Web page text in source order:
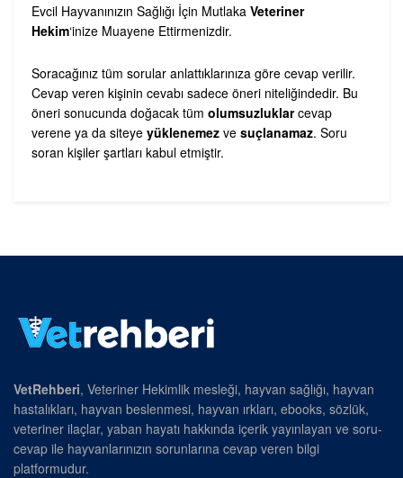
Evcil Hayvanınızın Sağlığı İçin Mutlaka Veteriner
Hekim‘inize Muayene Ettirmenizdir.
Soracağınız tüm sorular anlattıklarınıza göre cevap verilir.
Cevap veren kişinin cevabı sadece öneri niteliğindedir. Bu
öneri sonucunda doğacak tüm olumsuzluklarcevap
verene ya da siteye yüklenemez ve suçlanamaz. Soru
soran kişiler şartları kabul etmiştir.
VetRehberi, Veteriner Hekimlik mesleği, hayvan sağlığı, hayvan
hastalıkları, hayvan beslenmesi, hayvan ırkları, ebooks, sözlük,
veteriner ilaçlar, yaban hayatı hakkında içerik yayınlayan ve soru-
cevap ile hayvanlarınızın sorunlarına cevap veren bilgi
platformudur.